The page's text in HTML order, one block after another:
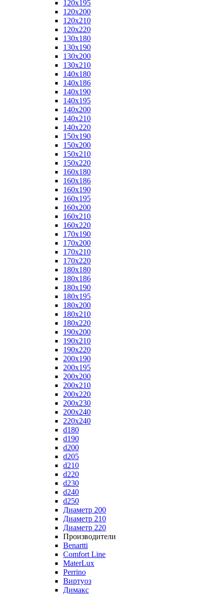
120x195
120x200
120x210
120x220
130x180
130x190
130x200
130x210
140x180
140x186
140x190
140x195
140x200
140x210
140x220
150x190
150x200
150x210
150x220
160x180
160x186
160x190
160x195
160x200
160x210
160x220
170x190
170x200
170x210
170x220
180x180
180x186
180x190
180x195
180x200
180x210
180x220
190x200
190x210
190x220
200x190
200x195
200x200
200x210
200x220
200x230
200x240
220x240
d180
d190
d200
d205
d210
d220
d230
d240
d250
Диаметр 200
Диаметр 210
Диаметр 220
Производители
Benartti
Comfort Line
MaterLux
Perrino
Виртуоз
Димакс